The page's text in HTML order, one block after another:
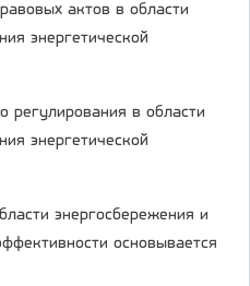
актов в области
энергетической
регулирования в области
энергетической
энергосбережения и
основывается